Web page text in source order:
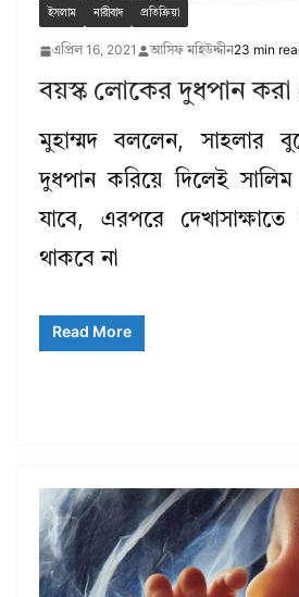
ইসলাম নারীবাদ প্রতিক্রিয়া
এপ্রিল 16, 2021 আসিফ মহিউদ্দীন23 min
বয়স্ক লোকের দুধপান করা
মুহাম্মদ বললেন, সাহলার
দুধপান করিয়ে দিলেই
যাবে, এরপরে
থাকবে না
Read More